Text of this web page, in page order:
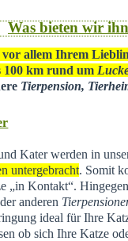
Was bieten wir
allem Ihrem
100 km rund um
Tierpension,
Kater werden in
untergebracht. Somit
„in Kontakt“.
anderen
ideal für Ihre
ob sich Ihre Katze